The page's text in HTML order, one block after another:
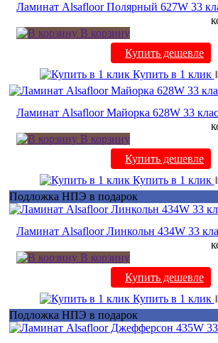
Ламинат Alsafloor Полярный 627W 33
В корзину
Купить дешевле
Купить в 1 клик
Ламинат Alsafloor Майорка 628W 33
В корзину
Купить дешевле
Купить в 1 клик
Подложка НПЭ в подарок
Ламинат Alsafloor Линкольн 434W 33
В корзину
Купить дешевле
Купить в 1 клик
Подложка НПЭ в подарок